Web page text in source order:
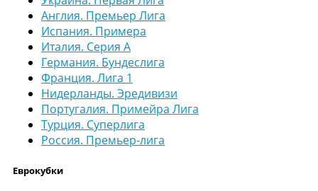
Англия. Премьер Лига
Испания. Примера
Италия. Серия А
Германия. Бундеслига
Франция. Лига 1
Нидерланды. Эредивизи
Португалия. Примейра Лига
Турция. Суперлига
Россия. Премьер-лига
Еврокубки